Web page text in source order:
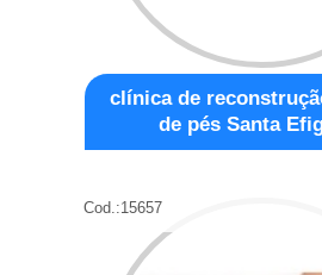
clínica de
de pés Santa
Cod.:15657